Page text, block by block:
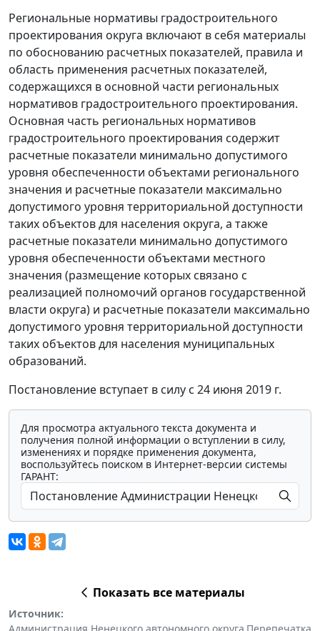
Региональные нормативы градостроительного
проектирования округа включают в себя материалы
по обоснованию расчетных показателей, правила и
область применения расчетных показателей,
содержащихся в основной части региональных
нормативов градостроительного проектирования.
Основная часть региональных нормативов
градостроительного проектирования содержит
расчетные показатели минимально допустимого
уровня обеспеченности объектами регионального
значения и расчетные показатели максимально
допустимого уровня территориальной доступности
таких объектов для населения округа, а также
расчетные показатели минимально допустимого
уровня обеспеченности объектами местного
значения (размещение которых связано с
реализацией полномочий органов государственной
власти округа) и расчетные показатели максимально
допустимого уровня территориальной доступности
таких объектов для населения муниципальных
образований.
Постановление вступает в силу с 24 июня 2019 г.
Для просмотра актуального текста документа и
получения полной информации о вступлении в силу,
изменениях и порядке применения документа,
воспользуйтесь поиском в Интернет-версии системы
ГАРАНТ:
Показать все материалы
Источник:
Администрация Ненецкого автономного округа Перепечатка